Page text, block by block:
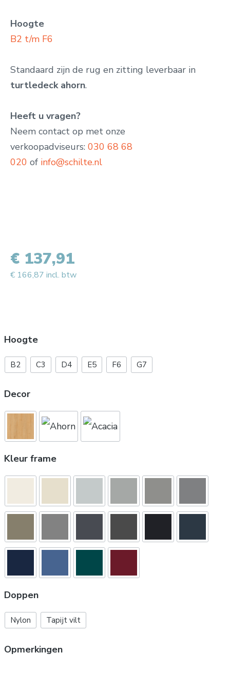
Hoogte
B2 t/m F6
Standaard zijn de rug en zitting leverbaar in
turtledeck ahorn.
Heeft u vragen?
Neem contact op met onze
verkoopadviseurs: 030 68 68
020 of info@schilte.nl
Hoogte
B2 C3 D4 E5 F6 G7
Decor
Kleur frame
Doppen
Nylon Tapijt vilt
Opmerkingen
€ 137,91
€ 166,87 incl. btw